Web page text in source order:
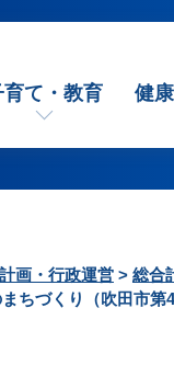
育て・教育 健
画・行政運営 > 総合
ちづくり（吹田市第